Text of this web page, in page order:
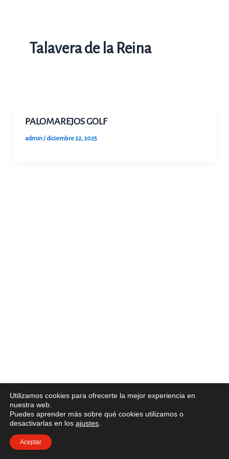
Talavera de la Reina
PALOMAREJOS GOLF
admin/diciembre 22, 2025
Utilizamos cookies para ofrecerte la mejor experiencia en
nuestra web.
Puedes aprender más sobre qué cookies utilizamos o
desactivarlas en los ajustes
Aceptar